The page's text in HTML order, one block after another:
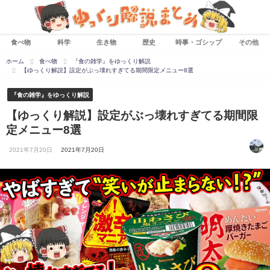
食べ物 科学 生き物 歴史 時事・ゴシップ その他
ホーム 食べ物
『食の雑学』をゆっくり解説
【ゆっくり解説】設定がぶっ壊れすぎてる期間限定メニュー8選
『食の雑学』をゆっくり解説
【ゆっくり解説】設定がぶっ壊れすぎてる期間限
定メニュー8選
2021年7月20日 2021年7月20日